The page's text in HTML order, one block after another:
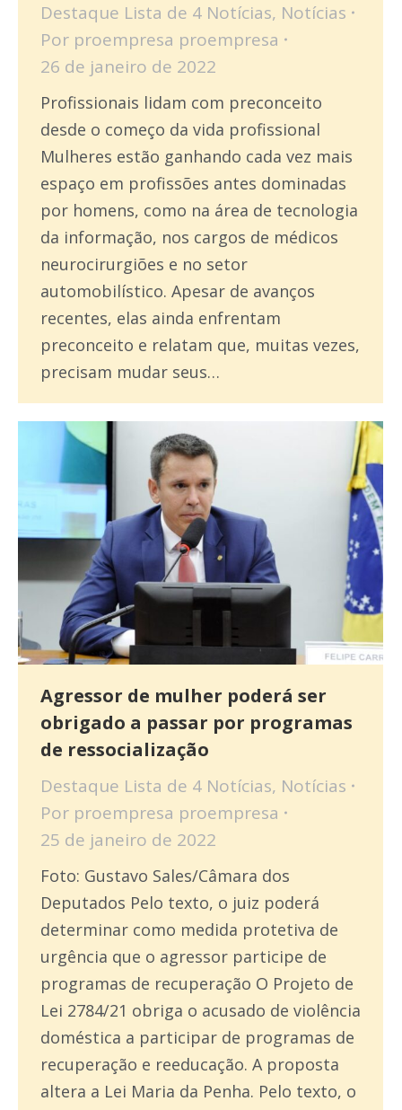
Destaque Lista de 4 Notícias, Notícias
Por proempresa proempresa
26 de janeiro de 2022
Profissionais lidam com preconceito
desde o começo da vida profissional
Mulheres estão ganhando cada vez mais
espaço em profissões antes dominadas
por homens, como na área de tecnologia
da informação, nos cargos de médicos
neurocirurgiões e no setor
automobilístico. Apesar de avanços
recentes, elas ainda enfrentam
preconceito e relatam que, muitas vezes,
precisam mudar seus…
Agressor de mulher poderá ser
obrigado a passar por programas
de ressocialização
Destaque Lista de 4 Notícias, Notícias
Por proempresa proempresa
25 de janeiro de 2022
Foto: Gustavo Sales/Câmara dos
Deputados Pelo texto, o juiz poderá
determinar como medida protetiva de
urgência que o agressor participe de
programas de recuperação O Projeto de
Lei 2784/21 obriga o acusado de violência
doméstica a participar de programas de
recuperação e reeducação. A proposta
altera a Lei Maria da Penha. Pelo texto, o